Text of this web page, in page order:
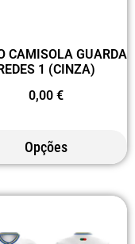
CAMISOLA GUARDA
1 (CINZA)
0,00 €
Opções